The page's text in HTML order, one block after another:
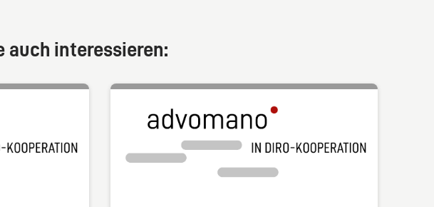
auch interessieren: